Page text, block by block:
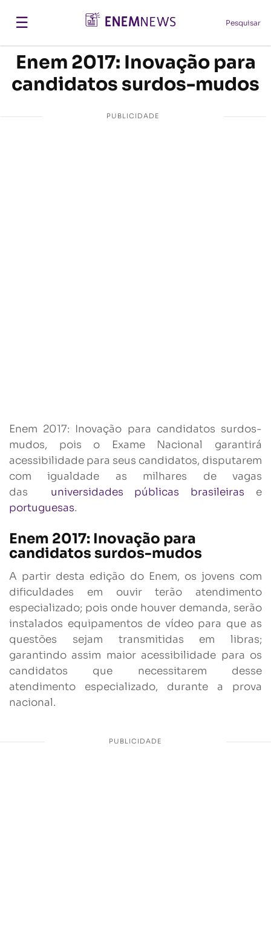
☰ Pesquisar
Enem 2017: Inovação para
candidatos surdos-mudos
Enem 2017: Inovação para candidatos surdos-
mudos, pois o Exame Nacional garantirá
acessibilidade para seus candidatos, disputarem
com igualdade as milhares de vagas
das universidades públicas brasileiras e
portuguesas.
Enem 2017: Inovação para
candidatos surdos-mudos
A partir desta edição do Enem, os jovens com
dificuldades em ouvir terão atendimento
especializado; pois onde houver demanda, serão
instalados equipamentos de vídeo para que as
questões sejam transmitidas em libras;
garantindo assim maior acessibilidade para os
candidatos que necessitarem desse
atendimento especializado, durante a prova
nacional.